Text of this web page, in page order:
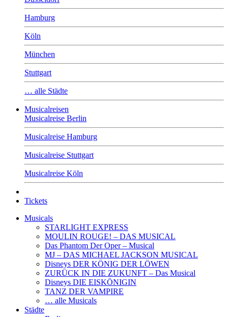
Hamburg
Köln
München
Stuttgart
… alle Städte
Musicalreisen
Musicalreise Berlin
Musicalreise Hamburg
Musicalreise Stuttgart
Musicalreise Köln
Tickets
Musicals
STARLIGHT EXPRESS
MOULIN ROUGE! – DAS MUSICAL
Das Phantom Der Oper – Musical
MJ – DAS MICHAEL JACKSON MUSICAL
Disneys DER KÖNIG DER LÖWEN
ZURÜCK IN DIE ZUKUNFT – Das Musical
Disneys DIE EISKÖNIGIN
TANZ DER VAMPIRE
… alle Musicals
Städte